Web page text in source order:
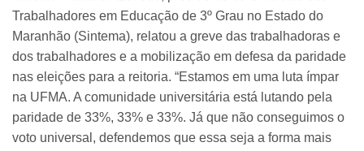
Trabalhadores em Educação de 3º Grau no Estado do
Maranhão (Sintema), relatou a greve das trabalhadoras e
dos trabalhadores e a mobilização em defesa da paridade
nas eleições para a reitoria. “Estamos em uma luta ímpar
na UFMA. A comunidade universitária está lutando pela
paridade de 33%, 33% e 33%. Já que não conseguimos o
voto universal, defendemos que essa seja a forma mais